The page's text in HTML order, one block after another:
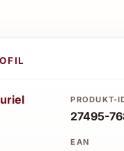
PRODUKT-
27495-
EAN